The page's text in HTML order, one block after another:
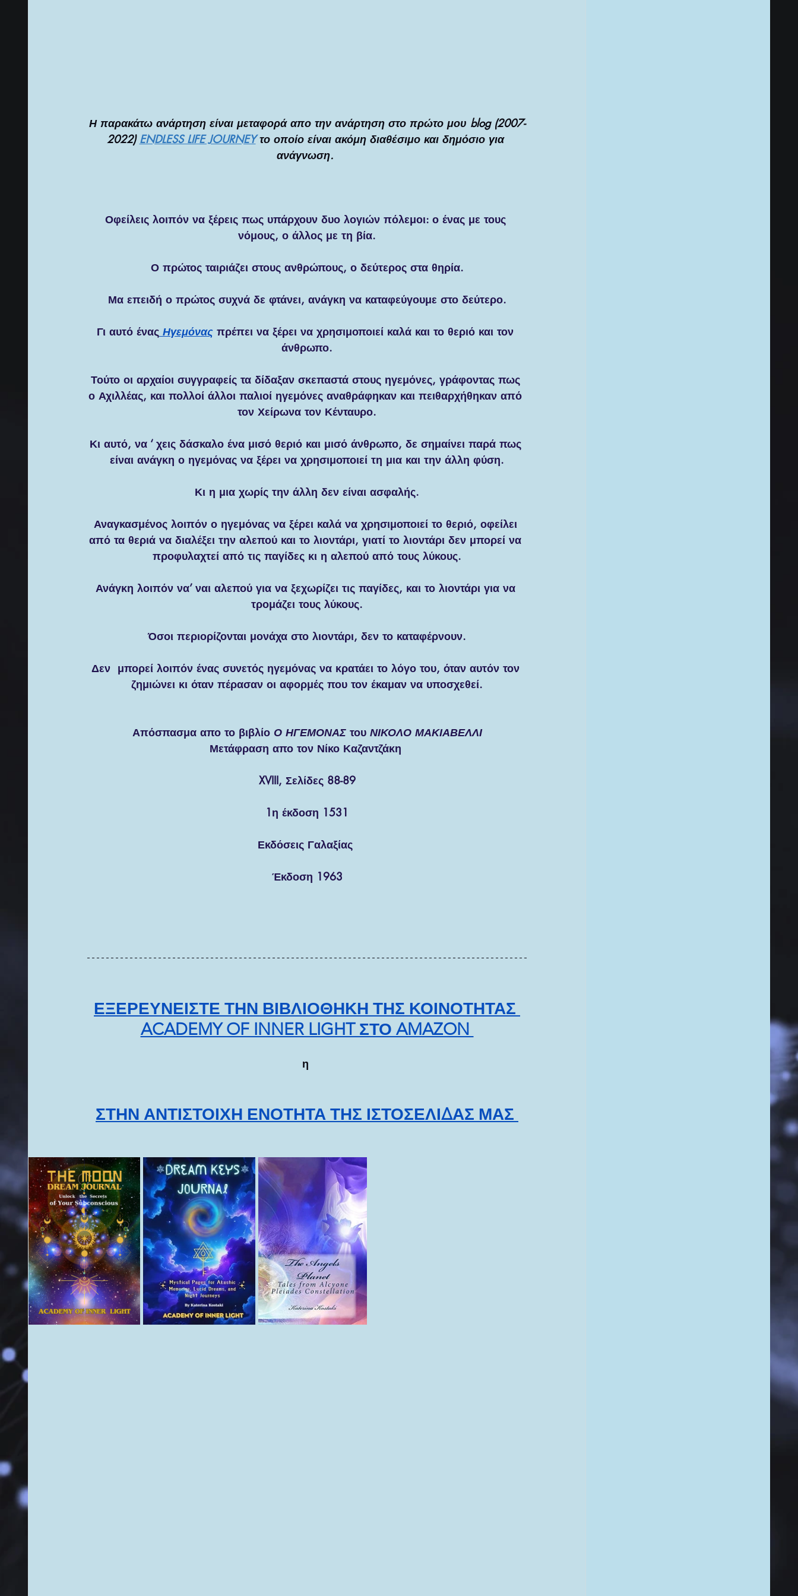
ΠΡΟΦΗΤΙΚΗ ΔΗΜΙΟΥΡΓΙΚΗ ΓΡΑΦΗ ΠΑΡΑΚΙΝΗΣΗ & ΑΥΤΟ-ΒΕΛΤΙΩΣΗ
Η παρακάτω ανάρτηση είναι μεταφορά απο την ανάρτηση στο πρώτο μου blog (2007-
2022) ENDLESS LIFE JOURNEY το οποίο είναι ακόμη διαθέσιμο και δημόσιο για
ανάγνωση.
Οφείλεις λοιπόν να ξέρεις πως υπάρχουν δυο λογιών πόλεμοι: ο ένας με τους
νόμους, ο άλλος με τη βία.
Ο πρώτος ταιριάζει στους ανθρώπους, ο δεύτερος στα θηρία.
Μα επειδή ο πρώτος συχνά δε φτάνει, ανάγκη να καταφεύγουμε στο δεύτερο.
Γι αυτό ένας Ηγεμόνας πρέπει να ξέρει να χρησιμοποιεί καλά και το θεριό και τον
άνθρωπο.
Τούτο οι αρχαίοι συγγραφείς τα δίδαξαν σκεπαστά στους ηγεμόνες, γράφοντας πως
ο Αχιλλέας, και πολλοί άλλοι παλιοί ηγεμόνες αναθράφηκαν και πειθαρχήθηκαν από
τον Χείρωνα τον Κένταυρο.
Κι αυτό, να ‘ χεις δάσκαλο ένα μισό θεριό και μισό άνθρωπο, δε σημαίνει παρά πως
είναι ανάγκη ο ηγεμόνας να ξέρει να χρησιμοποιεί τη μια και την άλλη φύση.
Κι η μια χωρίς την άλλη δεν είναι ασφαλής.
Αναγκασμένος λοιπόν ο ηγεμόνας να ξέρει καλά να χρησιμοποιεί το θεριό, οφείλει
από τα θεριά να διαλέξει την αλεπού και το λιοντάρι, γιατί το λιοντάρι δεν μπορεί να
προφυλαχτεί από τις παγίδες κι η αλεπού από τους λύκους.
Ανάγκη λοιπόν να’ ναι αλεπού για να ξεχωρίζει τις παγίδες, και το λιοντάρι για να
τρομάζει τους λύκους.
Όσοι περιορίζονται μονάχα στο λιοντάρι, δεν το καταφέρνουν.
Δεν  μπορεί λοιπόν ένας συνετός ηγεμόνας να κρατάει το λόγο του, όταν αυτόν τον
ζημιώνει κι όταν πέρασαν οι αφορμές που τον έκαμαν να υποσχεθεί.
Απόσπασμα απο το βιβλίο Ο ΗΓΕΜΟΝΑΣ του ΝΙΚΟΛΟ ΜΑΚΙΑΒΕΛΛΙ
Μετάφραση απο τον Νίκο Καζαντζάκη
XVIII, Σελίδες 88-89
1η έκδοση 1531
Εκδόσεις Γαλαξίας
Έκδοση 1963
ΕΞΕΡΕΥΝΕΙΣΤΕ ΤΗΝ ΒΙΒΛΙΟΘΗΚΗ ΤΗΣ ΚΟΙΝΟΤΗΤΑΣ
ACADEMY OF INNER LIGHT ΣΤΟ AMAZON
η
ΣΤΗΝ ΑΝΤΙΣΤΟΙΧΗ ΕΝΟΤΗΤΑ ΤΗΣ ΙΣΤΟΣΕΛΙΔΑΣ ΜΑΣ